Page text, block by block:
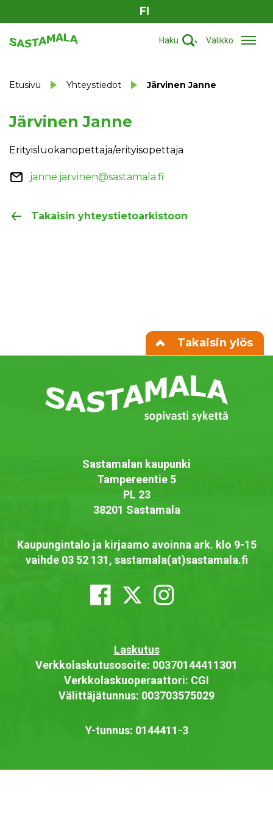
FI
Haku Valikko
Etusivu Yhteystiedot Järvinen Janne
Järvinen Janne
Erityisluokanopettaja/erityisopettaja
janne.jarvinen@sastamala.fi
Takaisin yhteystietoarkistoon
Takaisin ylös
Sastamalan kaupunki
Tampereentie 5
PL 23
38201 Sastamala
Kaupungintalo ja kirjaamo avoinna ark. klo 9-15
vaihde 03 52 131, sastamala(at)sastamala.fi
Laskutus
Verkkolaskutusosoite: 00370144411301
Verkkolaskuoperaattori: CGI
Välittäjätunnus: 003703575029
Y-tunnus: 0144411-3